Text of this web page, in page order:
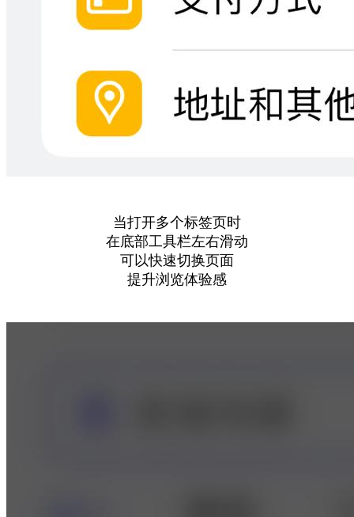
当打开多个标签页时
在底部工具栏左右滑动
可以快速切换页面
提升浏览体验感